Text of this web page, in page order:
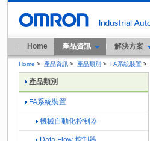
Home 產品資訊 解決方案
Home > 產品資訊 > 產品類別 > FA系統裝置 >
產品類別
FA系統裝置
機械自動化控制器